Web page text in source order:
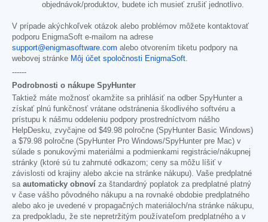
objednávok/produktov, budete ich musieť zrušiť jednotlivo.
V prípade akýchkoľvek otázok alebo problémov môžete kontaktovať
podporu EnigmaSoft e-mailom na adrese
support@enigmasoftware.com alebo otvorením tiketu podpory na
webovej stránke Môj účet spoločnosti EnigmaSoft.
------
Podrobnosti o nákupe SpyHunter
Taktiež máte možnosť okamžite sa prihlásiť na odber SpyHunter a
získať plnú funkčnosť vrátane odstránenia škodlivého softvéru a
prístupu k nášmu oddeleniu podpory prostredníctvom nášho
HelpDesku, zvyčajne od $49.98 polročne (SpyHunter Basic Windows)
a $79.98 polročne (SpyHunter Pro Windows/SpyHunter pre Mac) v
súlade s ponukovými materiálmi a podmienkami registrácie/nákupnej
stránky (ktoré sú tu zahrnuté odkazom; ceny sa môžu líšiť v
závislosti od krajiny alebo akcie na stránke nákupu). Vaše predplatné
sa automaticky obnoví za štandardný poplatok za predplatné platný
v čase vášho pôvodného nákupu a na rovnaké obdobie predplatného
alebo ako je uvedené v propagačných materiáloch/na stránke nákupu,
za predpokladu, že ste nepretržitým používateľom predplatného a v